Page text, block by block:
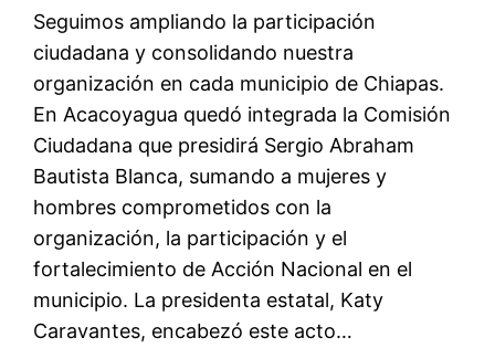
Seguimos ampliando la participación
ciudadana y consolidando nuestra
organización en cada municipio de Chiapas.
En Acacoyagua quedó integrada la Comisión
Ciudadana que presidirá Sergio Abraham
Bautista Blanca, sumando a mujeres y
hombres comprometidos con la
organización, la participación y el
fortalecimiento de Acción Nacional en el
municipio. La presidenta estatal, Katy
Caravantes, encabezó este acto…